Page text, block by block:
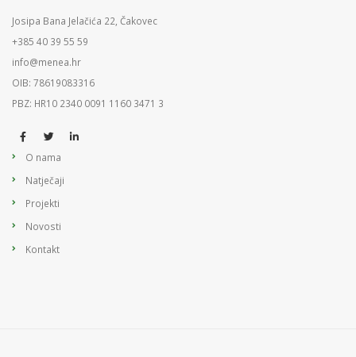
Josipa Bana Jelačića 22, Čakovec
+385 40 39 55 59
info@menea.hr
OIB: 78619083316
PBZ: HR10 2340 0091 1160 3471 3
O nama
Natječaji
Projekti
Novosti
Kontakt